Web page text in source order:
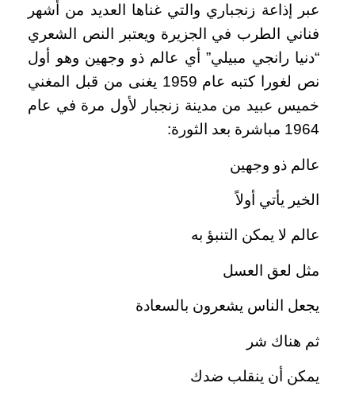
عبر إذاعة زنجباري والتي غناها العديد من أشهر
فناني الطرب في الجزيرة ويعتبر النص الشعري
“دنيا رانجي مبيلي” أي عالم ذو وجهين وهو أول
نص لغورا كتبه عام 1959 يغنى من قبل المغني
خميس عبيد من مدينة زنجبار لأول مرة في عام
1964 مباشرة بعد الثورة:
عالم ذو وجهين
الخير يأتي أولاً
عالم لا يمكن التنبؤ به
مثل لعق العسل
يجعل الناس يشعرون بالسعادة
ثم هناك شر
يمكن أن ينقلب ضدك